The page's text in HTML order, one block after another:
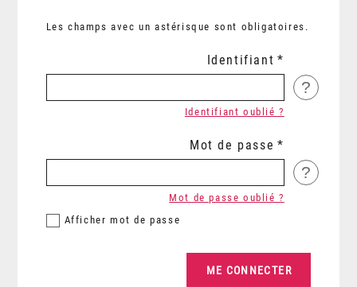
Les champs avec un astérisque sont obligatoires.
Identifiant
?
Identifiant oublié ?
Mot de passe
?
Afficher mot de passe
Mot de passe oublié ?